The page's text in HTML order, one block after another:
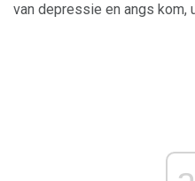
van depressie en angs kom,